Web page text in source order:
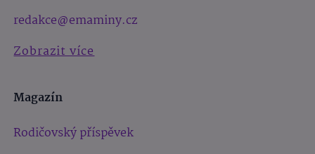
redakce@emaminy.cz
Zobrazit více
Magazín
Rodičovský příspěvek